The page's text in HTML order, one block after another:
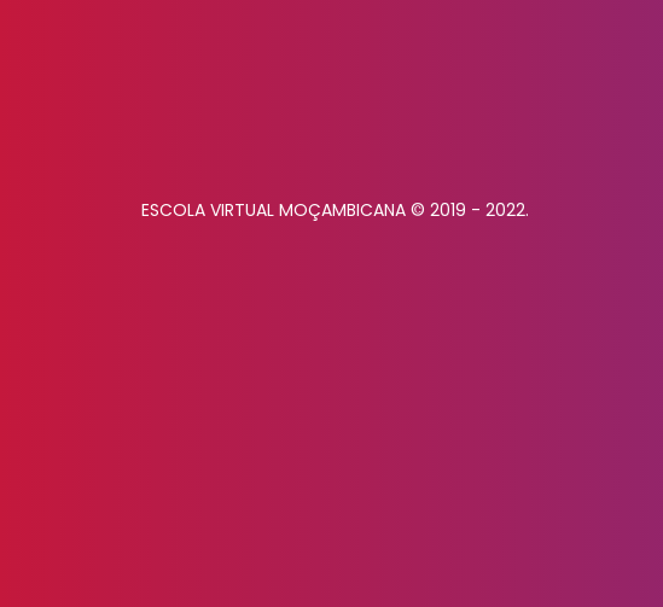
ESCOLA VIRTUAL MOÇAMBICANA © 2019 - 2022.